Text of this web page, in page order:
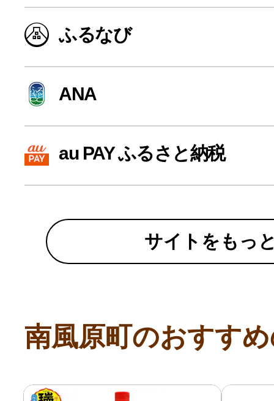
よく見られている返礼品
ふるさと納税徹底比較
寄付上限額シミュレーション
給与所得者版
副業・パラレルワーカー
個人事業・フリーランス
ふるなび
ANA
au PAY ふるさと納税
サイトをもっ
南風原町のおすす